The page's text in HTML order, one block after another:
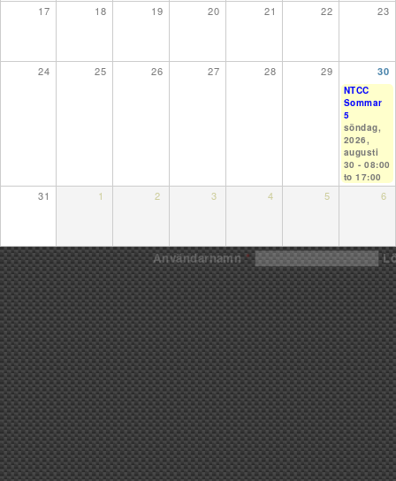
17 18 19 20 21 22 23
24 25 26 27 28 29 30
NTCC
Sommar
5
söndag,
2026,
augusti
30 -08:00
to17:00
31 1 2 3 4 5 6
Användarnamn*